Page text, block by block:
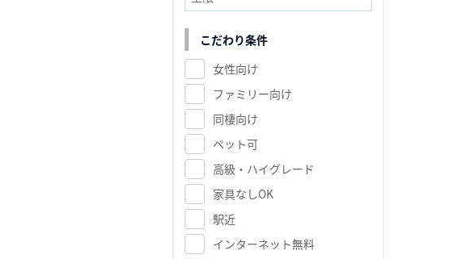
こだわり条件
女性向け
ファミリー向け
同棲向け
ペット可
高級・ハイグレード
家具なしOK
駅近
インターネット無料